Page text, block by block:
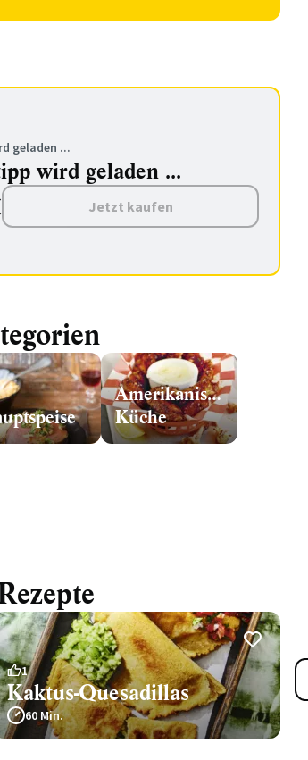
geladen ...
wird geladen ...
Jetzt kaufen
Amerikanische
Küche
1
Kaktus-Quesadillas
60 Min.